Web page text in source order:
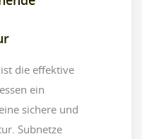
die effektive
ein
sichere und
Subnetze